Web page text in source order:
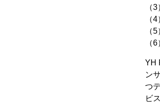
（
（
（
（
YH
ン
つ
ビ